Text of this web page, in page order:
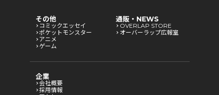
その他
コミックエッセイ
ポケットモンスター
アニメ
ゲーム
通販・NEWS
OVERLAP STORE
オーバーラップ広報室
企業
会社概要
採用情報